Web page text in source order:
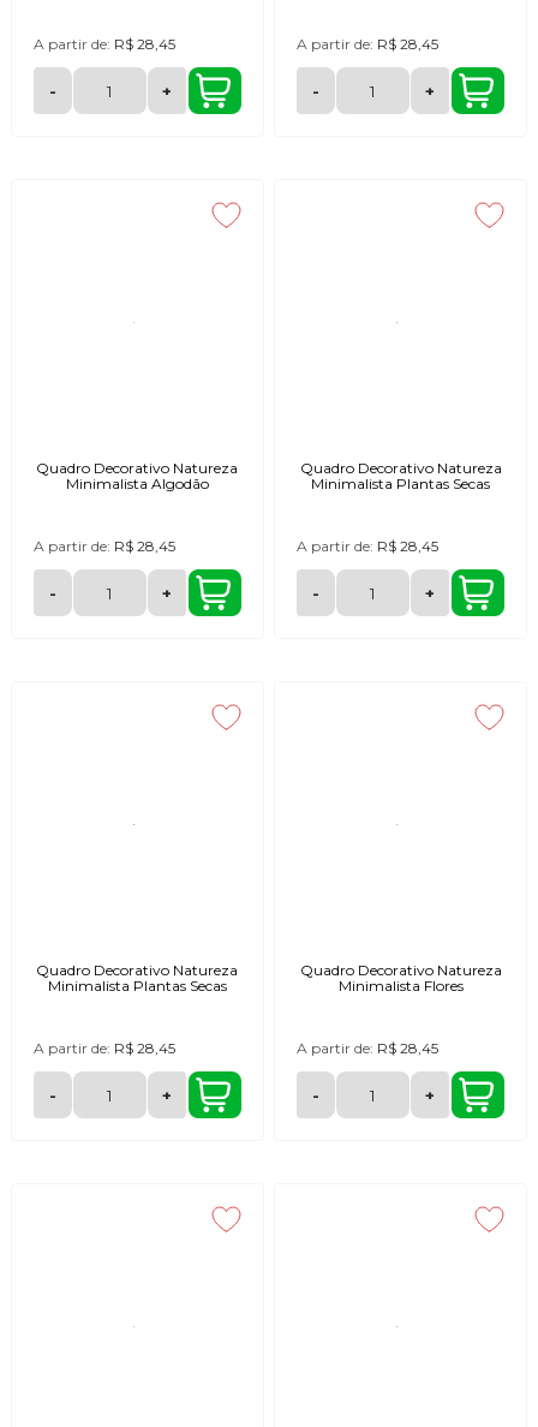
A partir de: R$ 28,45
- +
A partir de: R$ 28,45
- +
Quadro Decorativo Natureza
Minimalista Algodão
A partir de: R$ 28,45
- +
Quadro Decorativo Natureza
Minimalista Plantas Secas
A partir de: R$ 28,45
- +
Quadro Decorativo Natureza
Minimalista Plantas Secas
A partir de: R$ 28,45
- +
Quadro Decorativo Natureza
Minimalista Flores
A partir de: R$ 28,45
- +